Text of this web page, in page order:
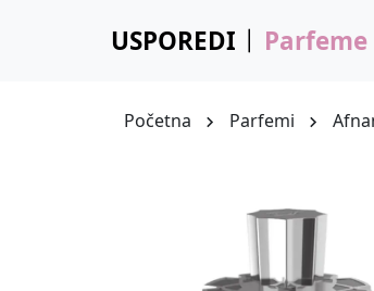
USPOREDI Parfeme
Početna Parfemi